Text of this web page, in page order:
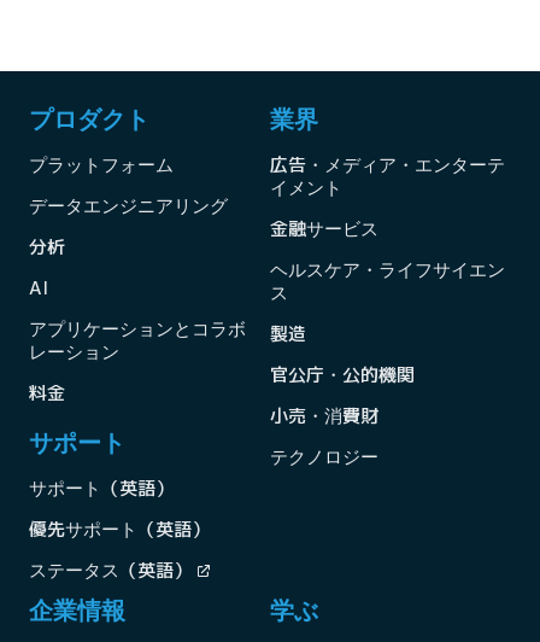
きます。
ビスであるため、互換性のある任意のエンジンを使用し
て、Icebergテーブルへのシームレスな読み取りと書き
込みのアクセスが可能になるように設計されています。
これにより、カタログを一元的に管理すると同時に、任
意のツールを使用できる優れた柔軟性を得られます。
プロダクト
プラットフォーム
データエンジニアリング
分析
AI
アプリケーションとコラボ
レーション
料金
サポート
サポート（英語）
優先サポート（英語）
ステータス（英語）
業界
広告・メディア・エンターテ
イメント
金融サービス
ヘルスケア・ライフサイエン
ス
製造
官公庁・公的機関
小売・消費財
テクノロジー
企業情報 学ぶ